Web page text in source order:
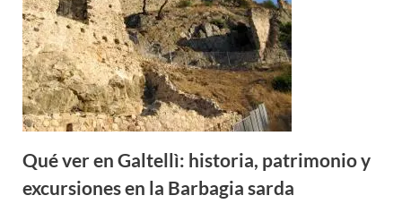
Qué ver en Galtellì: historia, patrimonio y
excursiones en la Barbagia sarda